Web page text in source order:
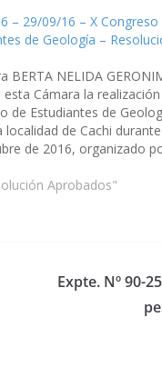
– 29/09/16 – X Congreso
de Geología –
BERTA NELIDA
Cámara la
de Estudiantes de
localidad de Cachi
de 2016, organizado
Estudiantes
Aprobados"
Expte. Nº 90-